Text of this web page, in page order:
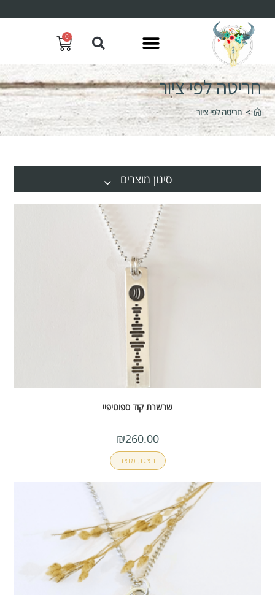
0
חריטה לפי ציור
> חריטה לפי ציור
סינון מוצרים
שרשרת קוד ספוטיפיי
₪260.00
הצגת מוצר